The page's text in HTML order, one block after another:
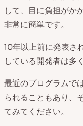
して、目に負担がか
非常に簡単です。
10年以上前に発表さ
している開発者は多
最近のプログラムで
られることもあり、
てみてください。